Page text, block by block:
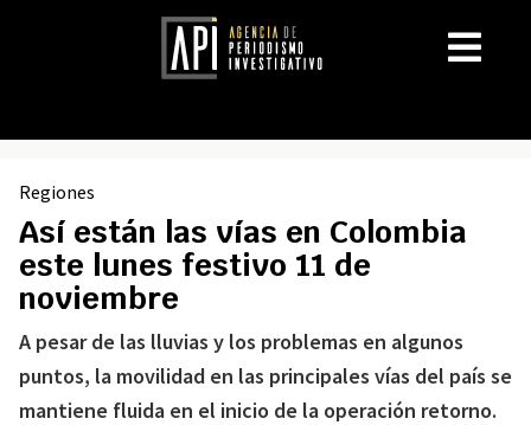
Regiones
Así están las vías en Colombia
este lunes festivo 11 de
noviembre
A pesar de las lluvias y los problemas en algunos
puntos, la movilidad en las principales vías del país se
mantiene fluida en el inicio de la operación retorno.